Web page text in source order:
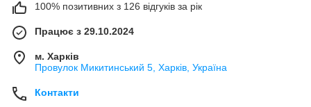
100% позитивних з 126 відгуків за рік
Працює з 29.10.2024
м. Харків
Провулок Микитинський 5, Харків, Україна
Контакти